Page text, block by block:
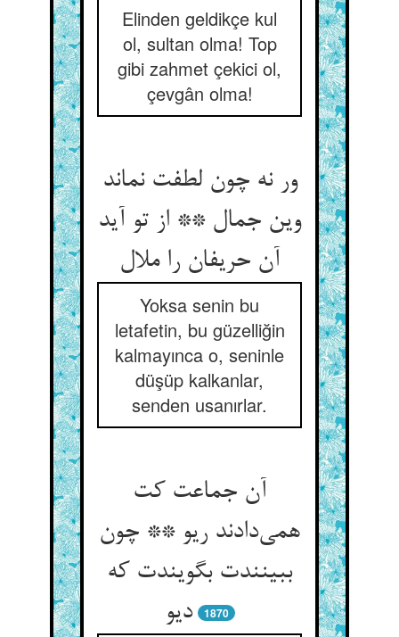
Elinden geldikçe kul
ol, sultan olma! Top
gibi zahmet çekici ol,
çevgân olma!
ور نه چون لطفت نماند
وین جمال ** از تو آید
Yoksa senin bu
letafetin, bu güzelliğin
kalmayınca o, seninle
düşüp kalkanlar,
senden usanırlar.
آن جماعت کت
همی‌‌دادند ریو ** چون
ببینندت بگویندت که
دیو
1870